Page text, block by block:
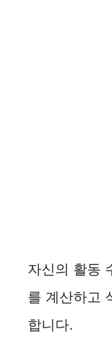
자신의 활동
를 계산하고
합니다.